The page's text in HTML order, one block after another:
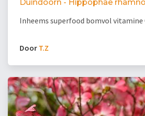
Duindoorn - Hippophae
Inheems superfood bomvol vitamine
Door T.Z